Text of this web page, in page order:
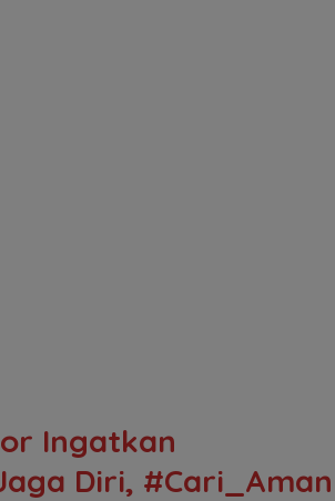
Ingatkan
Diri, #Cari_Aman